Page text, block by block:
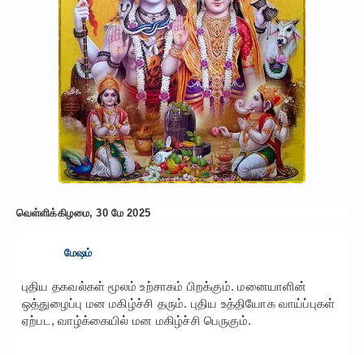
வெள்ளிக்கிழமை, 30 மே 2025
மேஷம்
புதிய தகவல்கள் மூலம் உற்சாகம் பிறக்கும். மனையாளின்
ஒத்துழைப்பு மன மகிழ்ச்சி தரும். புதிய உத்தியோக வாய்ப்புகள்
ஏற்பட, வாழ்க்கையில் மன மகிழ்ச்சி பெருகும்.